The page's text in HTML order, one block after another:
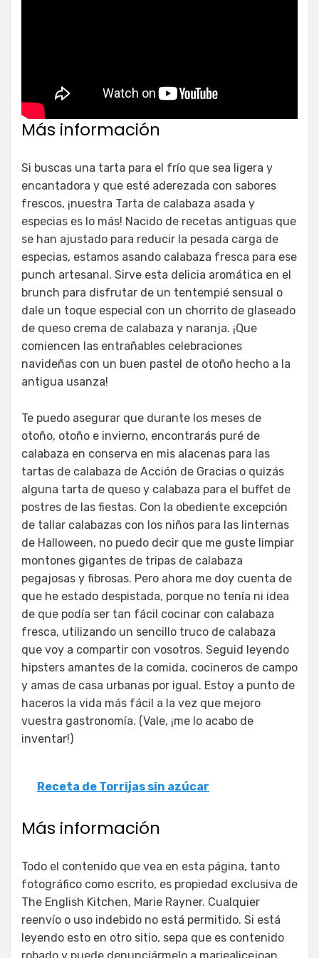
Más información
Si buscas una tarta para el frío que sea ligera y
encantadora y que esté aderezada con sabores
frescos, ¡nuestra Tarta de calabaza asada y
especias es lo más! Nacido de recetas antiguas que
se han ajustado para reducir la pesada carga de
especias, estamos asando calabaza fresca para ese
punch artesanal. Sirve esta delicia aromática en el
brunch para disfrutar de un tentempié sensual o
dale un toque especial con un chorrito de glaseado
de queso crema de calabaza y naranja. ¡Que
comiencen las entrañables celebraciones
navideñas con un buen pastel de otoño hecho a la
antigua usanza!
Te puedo asegurar que durante los meses de
otoño, otoño e invierno, encontrarás puré de
calabaza en conserva en mis alacenas para las
tartas de calabaza de Acción de Gracias o quizás
alguna tarta de queso y calabaza para el buffet de
postres de las fiestas. Con la obediente excepción
de tallar calabazas con los niños para las linternas
de Halloween, no puedo decir que me guste limpiar
montones gigantes de tripas de calabaza
pegajosas y fibrosas. Pero ahora me doy cuenta de
que he estado despistada, porque no tenía ni idea
de que podía ser tan fácil cocinar con calabaza
fresca, utilizando un sencillo truco de calabaza
que voy a compartir con vosotros. Seguid leyendo
hipsters amantes de la comida, cocineros de campo
y amas de casa urbanas por igual. Estoy a punto de
haceros la vida más fácil a la vez que mejoro
vuestra gastronomía. (Vale, ¡me lo acabo de
inventar!)
Receta de Torrijas sin azúcar
Más información
Todo el contenido que vea en esta página, tanto
fotográfico como escrito, es propiedad exclusiva de
The English Kitchen, Marie Rayner. Cualquier
reenvío o uso indebido no está permitido. Si está
leyendo esto en otro sitio, sepa que es contenido